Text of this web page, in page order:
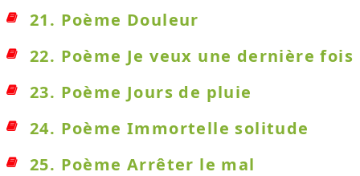
21. Poème Douleur
22. Poème Je veux une dernière fois
23. Poème Jours de pluie
24. Poème Immortelle solitude
25. Poème Arrêter le mal